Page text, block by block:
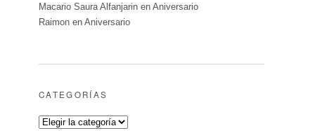
Macario Saura Alfanjarin en Aniversario
Raimon en Aniversario
CATEGORÍAS